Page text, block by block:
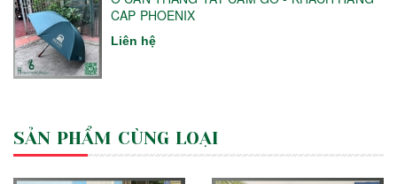
CAP PHOENIX
Liên hệ
SẢN PHẨM CÙNG LOẠI